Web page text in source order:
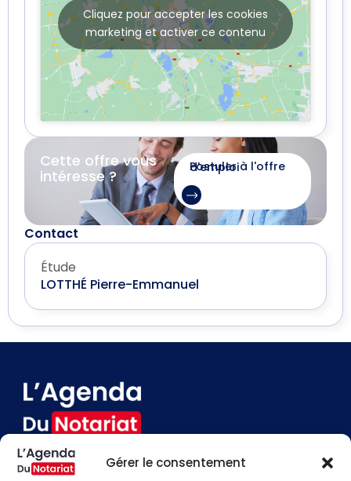
Gérer le consentement
Cliquez pour accepter les cookies
marketing et activer ce contenu
Cette offre vous
intéresse ?
Postuler à l'offre d'emploi
Contact
Étude
LOTTHÉ Pierre-Emmanuel